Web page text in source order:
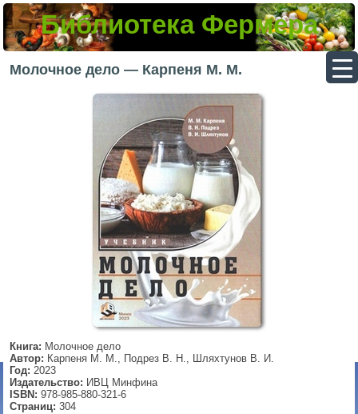
Библиотека Фермера
Молочное дело — Карпеня М. М.
Книга: Молочное дело
Автор: Карпеня М. М., Подрез В. Н., Шляхтунов В. И.
Год: 2023
Издательство: ИВЦ Минфина
ISBN: 978-985-880-321-6
Страниц: 304
▼